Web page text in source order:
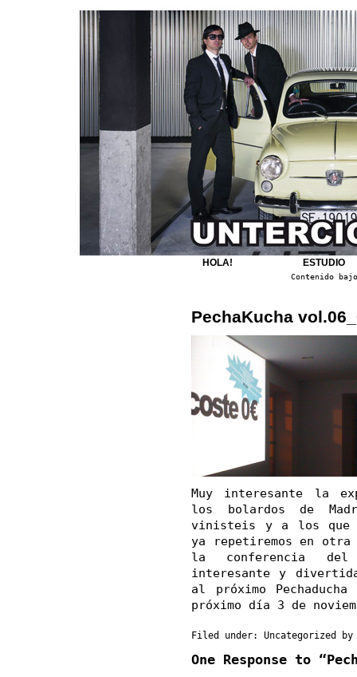
HOLA! ESTUDIO
Contenido
PechaKucha
Muy interesante la
los
bolardos de
vinisteis y a los que
ya repetiremos en otra
la conferencia
interesante y
al próximo
próximo día 3 de
Filed under: Uncategorized by
One Response to